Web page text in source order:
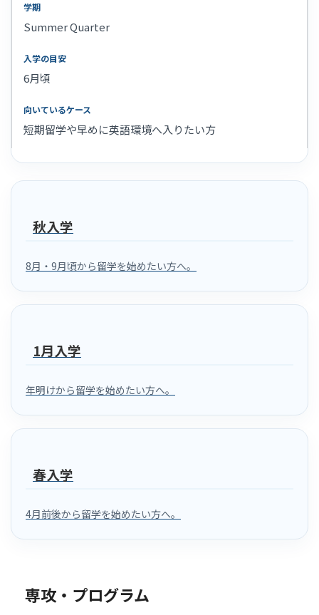
Summer Quarter
6月頃
短期留学や早めに英語環境へ入りたい方
秋入学
8月・9月頃から留学を始めたい方へ。
1月入学
年明けから留学を始めたい方へ。
春入学
4月前後から留学を始めたい方へ。
専攻・プログラム